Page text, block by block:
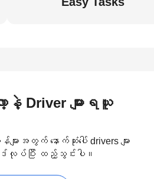
ာ့နဲ့ Driver များရယူ
အတွက် နောက်ဆုံးပေါ် drivers များ
လုပ်ပြီး ထည့်သွင်းပါ။